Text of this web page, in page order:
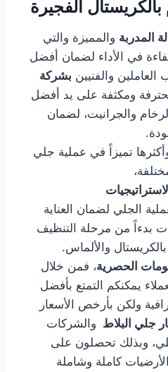
الفجيرة
المدربة والمميزة والتي
في الأداء لضمان أفضل
العاملين والفنيين بشركة
ومكثفة على يد أفضل
والجرانيت، لضمان
تميزاً في عملية جلي
الجلي لضمان العناية
بدءاً من مرحلة التنظيف
والألماس.
الحصرية، فمن خلال
يمكنكم التمتع بأفضل
ولكن بأرخص الأسعار
جلي البلاط والشركات
وبذلك تحصلون على
كاملة وشاملة